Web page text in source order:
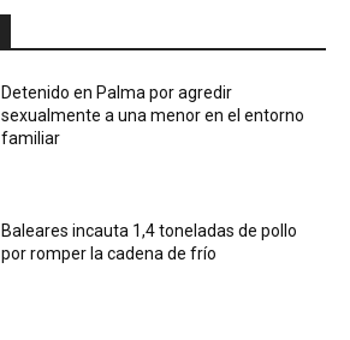
Detenido en Palma por agredir
sexualmente a una menor en el entorno
familiar
Baleares incauta 1,4 toneladas de pollo
por romper la cadena de frío